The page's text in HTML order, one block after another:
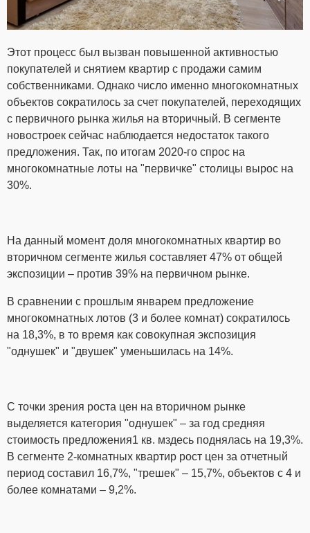
Этот процесс был вызван повышенной активностью
покупателей и снятием квартир с продажи самим
собственниками. Однако число именно многокомнатных
объектов сократилось за счет покупателей, переходящих
с первичного рынка жилья на вторичный. В сегменте
новостроек сейчас наблюдается недостаток такого
предложения. Так, по итогам 2020-го спрос на
многокомнатные лоты на "первичке" столицы вырос на
30%.
На данный момент доля многокомнатных квартир во
вторичном сегменте жилья составляет 47% от общей
экспозиции – против 39% на первичном рынке.
В сравнении с прошлым январем предложение
многокомнатных лотов (3 и более комнат) сократилось
на 18,3%, в то время как совокупная экспозиция
"однушек" и "двушек" уменьшилась на 14%.
С точки зрения роста цен на вторичном рынке
выделяется категория "однушек" – за год средняя
стоимость предложения1 кв. мздесь поднялась на 19,3%.
В сегменте 2-комнатных квартир рост цен за отчетный
период составил 16,7%, "трешек" – 15,7%, объектов с 4 и
более комнатами – 9,2%.